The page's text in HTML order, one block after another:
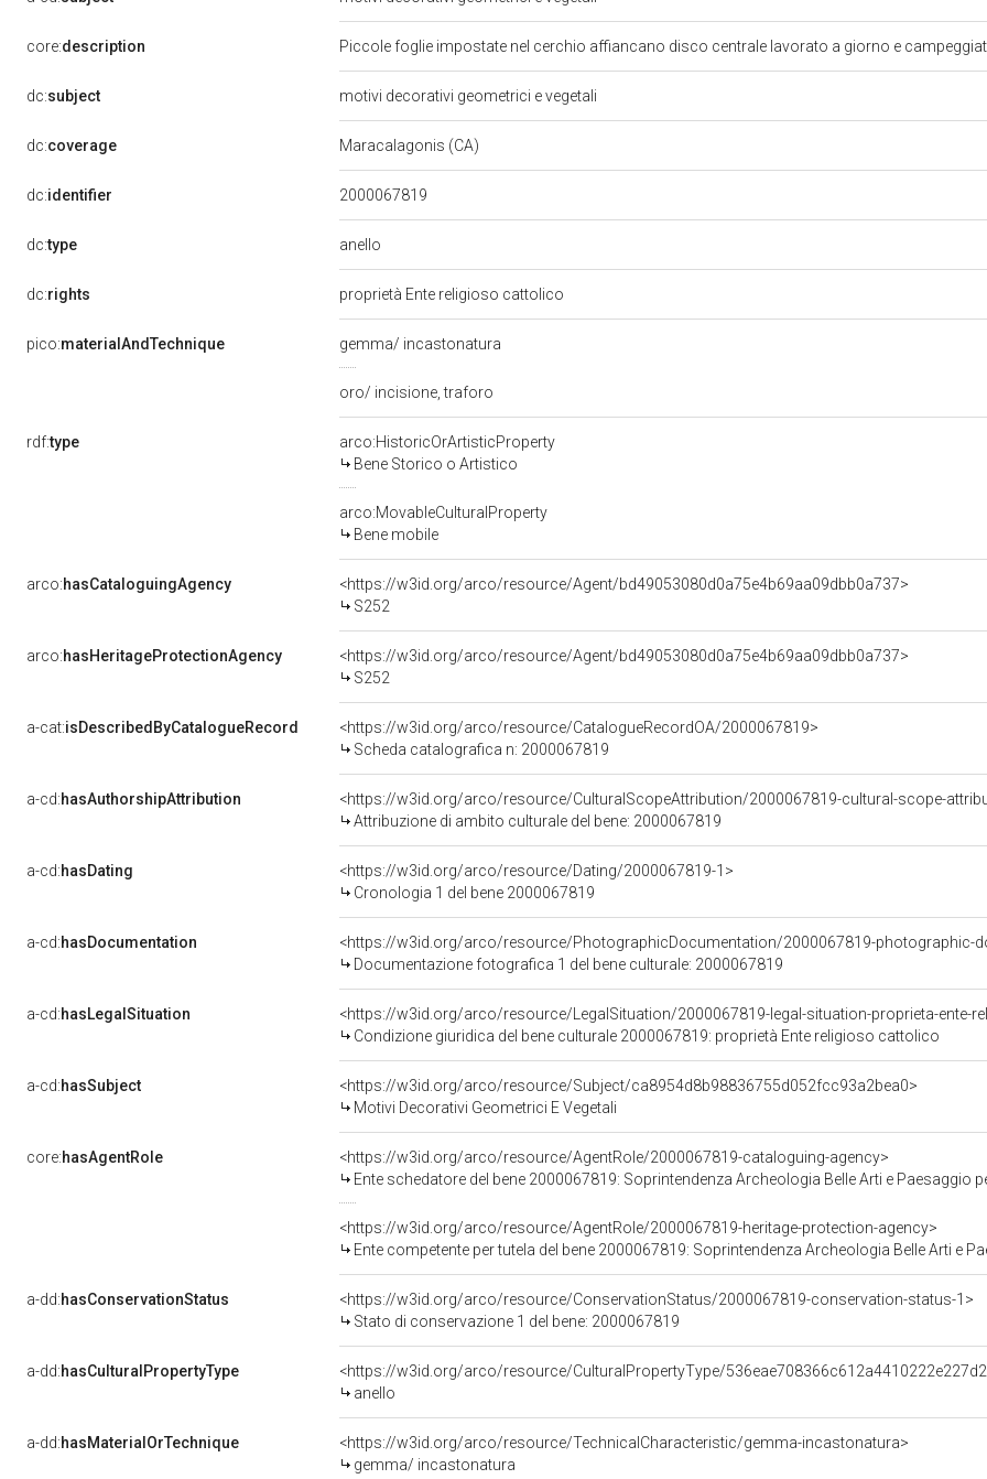
core:description Piccole foglie impostate nel cerchio affiancano disco centrale lavorato a giorno e
dc:subject motivi decorativi geometrici e vegetali
dc:coverage Maracalagonis (CA)
dc:identifier 2000067819
dc:type anello
dc:rights proprietà Ente religioso cattolico
pico:materialAndTechnique gemma/ incastonatura
oro/ incisione, traforo
rdf:type
arco:HistoricOrArtisticProperty
Bene Storico o Artistico
arco:MovableCulturalProperty
Bene mobile
arco:hasCataloguingAgency
<https://w3id.org/arco/resource/Agent/bd49053080d0a75e4b69aa09dbb0a737>
S252
arco:hasHeritageProtectionAgency
<https://w3id.org/arco/resource/Agent/bd49053080d0a75e4b69aa09dbb0a737>
S252
a-cat:isDescribedByCatalogueRecord
<https://w3id.org/arco/resource/CatalogueRecordOA/2000067819>
Scheda catalografica n: 2000067819
a-cd:hasAuthorshipAttribution
<https://w3id.org/arco/resource/CulturalScopeAttribution/2000067819-cultural-scope-
Attribuzione di ambito culturale del bene: 2000067819
a-cd:hasDating
<https://w3id.org/arco/resource/Dating/2000067819-1>
Cronologia 1 del bene 2000067819
a-cd:hasDocumentation
<https://w3id.org/arco/resource/PhotographicDocumentation/2000067819-photographic-
Documentazione fotografica 1 del bene culturale: 2000067819
a-cd:hasLegalSituation
<https://w3id.org/arco/resource/LegalSituation/2000067819-legal-situation-proprieta-ente-
Condizione giuridica del bene culturale 2000067819: proprietà Ente religioso cattolico
a-cd:hasSubject
<https://w3id.org/arco/resource/Subject/ca8954d8b98836755d052fcc93a2bea0>
Motivi Decorativi Geometrici E Vegetali
core:hasAgentRole
<https://w3id.org/arco/resource/AgentRole/2000067819-cataloguing-agency>
Ente schedatore del bene 2000067819: Soprintendenza Archeologia Belle Arti e Paesaggio per
<https://w3id.org/arco/resource/AgentRole/2000067819-heritage-protection-agency>
Ente competente per tutela del bene 2000067819: Soprintendenza Archeologia Belle Arti e Paesaggio
a-dd:hasConservationStatus
<https://w3id.org/arco/resource/ConservationStatus/2000067819-conservation-status-1>
Stato di conservazione 1 del bene: 2000067819
a-dd:hasCulturalPropertyType
<https://w3id.org/arco/resource/CulturalPropertyType/
anello
a-dd:hasMaterialOrTechnique
<https://w3id.org/arco/resource/TechnicalCharacteristic/gemma-incastonatura>
gemma/ incastonatura